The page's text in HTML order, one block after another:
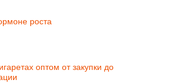
роста
оптом от закупки до